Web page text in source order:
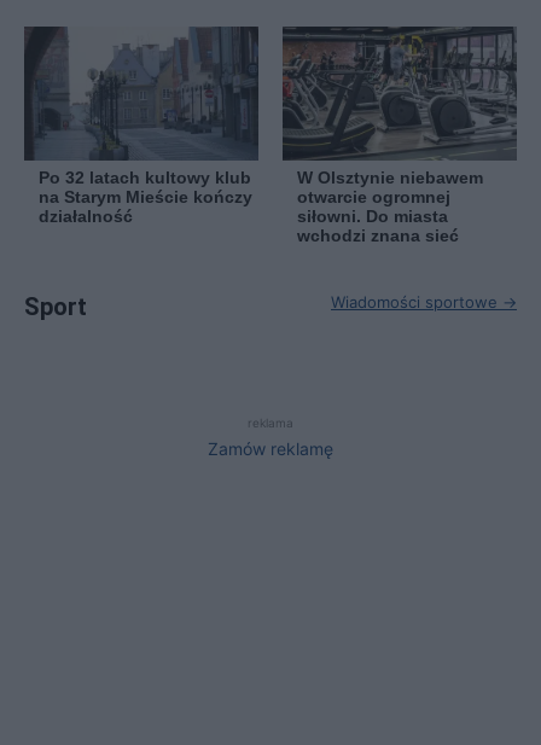
Po 32 latach kultowy klub
na Starym Mieście kończy
działalność
W Olsztynie niebawem
otwarcie ogromnej
siłowni. Do miasta
wchodzi znana sieć
Sport Wiadomości sportowe →
reklama
Zamów reklamę